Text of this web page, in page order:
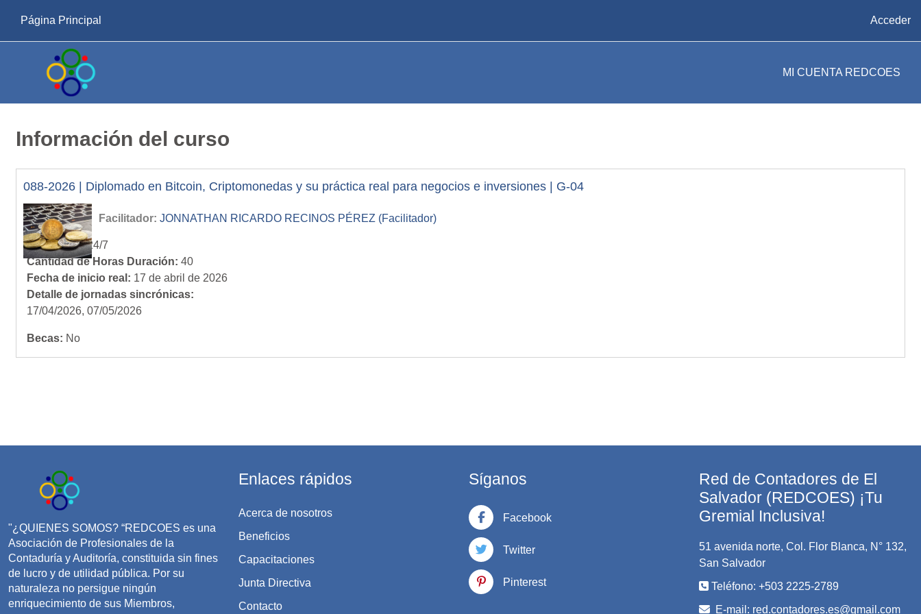
Página Principal
Acceder
MI CUENTA REDCOES
Información del curso
088-2026 | Diplomado en Bitcoin, Criptomonedas y su práctica real para negocios e inversiones | G-04
Facilitador: JONNATHAN RICARDO RECINOS PÉREZ (Facilitador)
Modalidad:24/7
Cantidad de Horas Duración: 40
Fecha de inicio real : 17 de abril de 2026
Detalle de jornadas sincrónicas:
17/04/2026, 07/05/2026
Becas: No
"¿QUIENES SOMOS? “REDCOES es una
Asociación de Profesionales de la
Contaduría y Auditoría, constituida sin fines
de lucro y de utilidad pública. Por su
naturaleza no persigue ningún
enriquecimiento de sus Miembros,
Enlaces rápidos
Acerca de nosotros
Beneficios
Capacitaciones
Junta Directiva
Contacto
Síganos
Facebook
Twitter
Pinterest
Red de Contadores de El
Salvador (REDCOES) ¡Tu
Gremial Inclusiva!
51 avenida norte, Col. Flor Blanca, N° 132,
San Salvador
Teléfono: +503 2225-2789
E-mail: red.contadores.es@gmail.com